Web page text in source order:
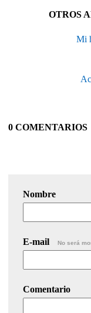
OTROS
Mi
0 COMENTARIOS
Nombre
E-mail No será
Comentario